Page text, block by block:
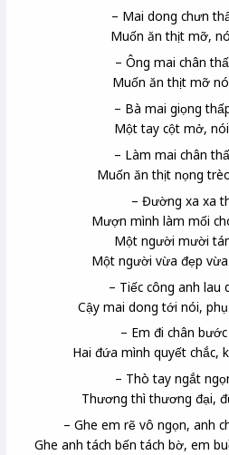
– Mai dong chưn
Muốn ăn thịt mỡ,
– Ông mai chân
Muốn ăn thịt mỡ
– Bà mai giọng
Một tay cột mở,
– Làm mai chân
Muốn ăn thịt nọng
– Đường xa xa
Mượn mình làm mối
Một người mười
Một người vừa đẹp
– Tiếc công anh lau
Cậy mai dong tới nói,
– Em đi chân
Hai đứa mình quyết chắc,
– Thò tay ngắt
Thương thì thương đại,
– Ghe em rẽ vô ngọn, anh
Ghe anh tách bến tách bờ, em